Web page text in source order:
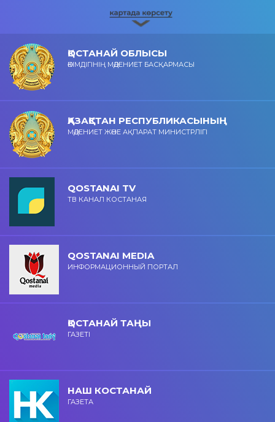
ҚОСТАНАЙ ОБЛЫСЫ
ӘКІМДІГІНІҢ МӘДЕНИЕТ БАСҚАРМАСЫ
ҚАЗАҚСТАН РЕСПУБЛИКАСЫНЫҢ
МӘДЕНИЕТ ЖӘНЕ АҚПАРАТ МИНИСТРЛІГІ
QOSTANAI TV
ТВ КАНАЛ КОСТАНАЯ
QOSTANAI MEDIA
ИНФОРМАЦИОННЫЙ ПОРТАЛ
ҚОСТАНАЙ ТАҢЫ
ГАЗЕТІ
НАШ КОСТАНАЙ
ГАЗЕТА